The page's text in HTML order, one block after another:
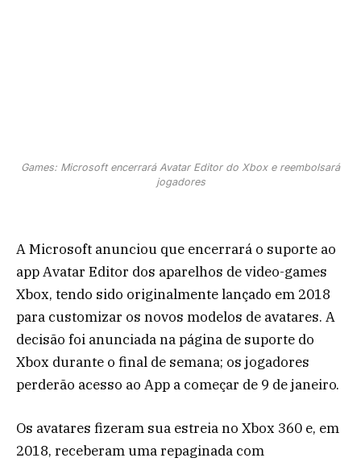
Games: Microsoft encerrará Avatar Editor do Xbox e reembolsará
jogadores
A Microsoft anunciou que encerrará o suporte ao
app Avatar Editor dos aparelhos de video-games
Xbox, tendo sido originalmente lançado em 2018
para customizar os novos modelos de avatares. A
decisão foi anunciada na página de suporte do
Xbox durante o final de semana; os jogadores
perderão acesso ao App a começar de 9 de janeiro.
Os avatares fizeram sua estreia no Xbox 360 e, em
2018, receberam uma repaginada com